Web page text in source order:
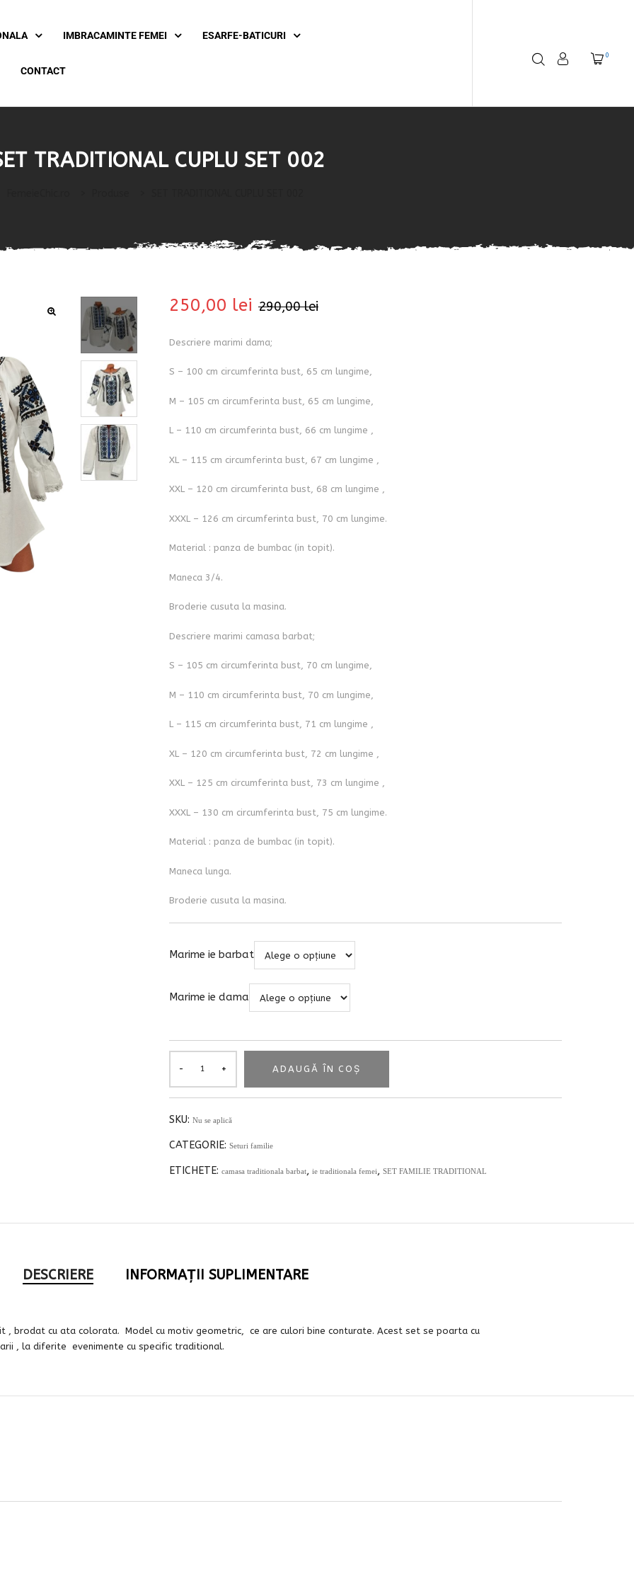
IMBRACAMINTE FEMEI ESARFE-BATICURI
CONTACT
0
TRADITIONAL CUPLU SET 002
290,00lei
250,00 lei
Descriere marimi dama;
S – 100 cm circumferinta bust, 65 cm lungime,
M – 105 cm circumferinta bust, 65 cm lungime,
L – 110 cm circumferinta bust, 66 cm lungime ,
XL – 115 cm circumferinta bust, 67 cm lungime ,
XXL – 120 cm circumferinta bust, 68 cm lungime ,
XXXL – 126 cm circumferinta bust, 70 cm lungime.
Material : panza de bumbac (in topit).
Maneca 3/4.
Broderie cusuta la masina.
Descriere marimi camasa barbat;
S – 105 cm circumferinta bust, 70 cm lungime,
M – 110 cm circumferinta bust, 70 cm lungime,
L – 115 cm circumferinta bust, 71 cm lungime ,
XL – 120 cm circumferinta bust, 72 cm lungime ,
XXL – 125 cm circumferinta bust, 73 cm lungime ,
XXXL – 130 cm circumferinta bust, 75 cm lungime.
Material : panza de bumbac (in topit).
Maneca lunga.
Broderie cusuta la masina.
Marime ie barbat
Marime ie dama
ADAUGĂ ÎN COȘ
SKU: Nu se aplică
CATEGORIE: Seturi familie
ETICHETE: camasa traditionala barbat, ie traditionala femei, SET FAMILIE TRADITIONAL
DESCRIERE INFORMAȚII SUPLIMENTARE
, brodat cu ata colorata. Model cu motiv geometric, ce are culori bine conturate. Acest set se poarta cu
, la diferite evenimente cu specific traditional.